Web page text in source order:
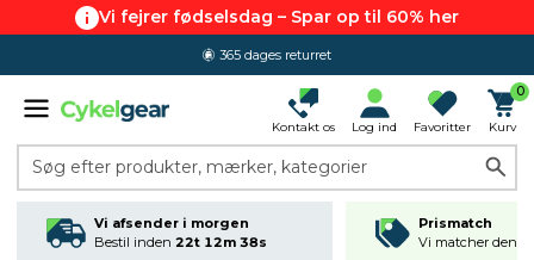
Vi fejrer fødselsdag – Spar op til 60% her
365 dages returret
Kontakt os Log ind Favoritter
0
Kurv
Søg efter produkter, mærker, kategorier
Vi afsender i morgen
Bestil inden 22t 12m 37s
Prismatch
Vi matcher den